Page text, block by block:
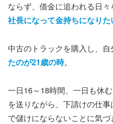
ならず、借金に追われる日々
社長になって金持ちになり
中古のトラックを購入し、
たのが21歳の時。
一日16～18時間、一日も休
を送りながら、下請けの仕
で儲けにならないことに気